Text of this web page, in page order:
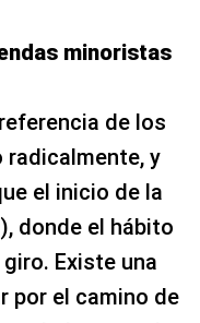
minoristas
de los
radicalmente, y
el inicio de la
donde el hábito
Existe una
por el camino de